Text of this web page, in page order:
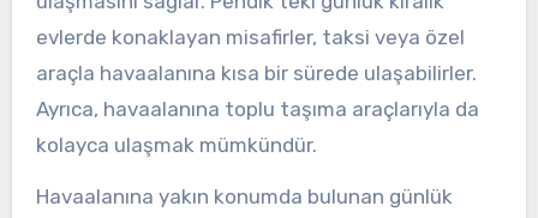
evlerde konaklayan misafirler, taksi veya özel
araçla havaalanına kısa bir sürede ulaşabilirler.
Ayrıca, havaalanına toplu taşıma araçlarıyla da
kolayca ulaşmak mümkündür.
Havaalanına yakın konumda bulunan günlük